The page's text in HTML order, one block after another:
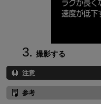
撮影する
注意
参考